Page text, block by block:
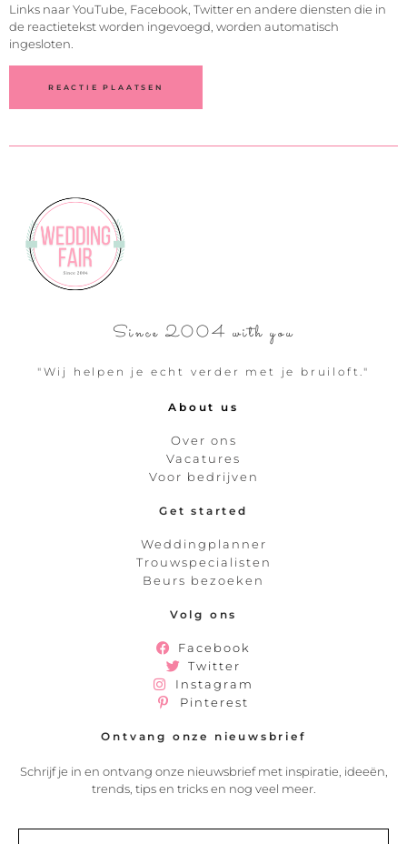
Links naar YouTube, Facebook, Twitter en andere diensten die in
de reactietekst worden ingevoegd, worden automatisch
ingesloten.
Since 2004 with you
"Wij helpen je echt verder met je bruiloft."
About us
Over ons
Vacatures
Voor bedrijven
Get started
Weddingplanner
Trouwspecialisten
Beurs bezoeken
Volg ons
Facebook
Twitter
Instagram
Pinterest
Ontvang onze nieuwsbrief
Schrijf je in en ontvang onze nieuwsbrief met inspiratie, ideeën,
trends, tips en tricks en nog veel meer.